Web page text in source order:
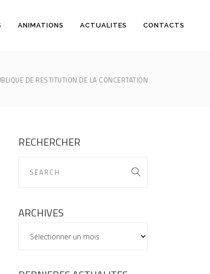
ANIMATIONS ACTUALITES CONTACTS
DE RESTITUTION DE LA CONCERTATION
RECHERCHER
ARCHIVES
ARCHIVES